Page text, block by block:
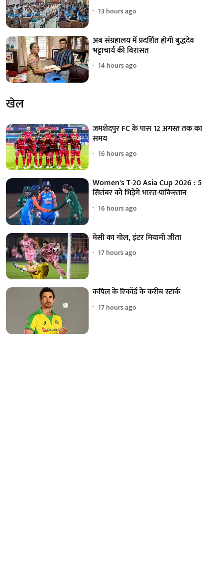
13 hours ago
अब संग्रहालय में प्रदर्शित होगी बुद्धदेव
भट्टाचार्य की विरासत
14 hours ago
खेल
जमशेदपुर FC के पास 12 अगस्त तक का
समय
16 hours ago
Women's T-20 Asia Cup 2026 : 5
सितंबर को भिड़ेंगे भारत-पाकिस्तान
16 hours ago
मेसी का गोल, इंटर मियामी जीता
17 hours ago
कपिल के रिकॉर्ड के करीब स्टार्क
17 hours ago